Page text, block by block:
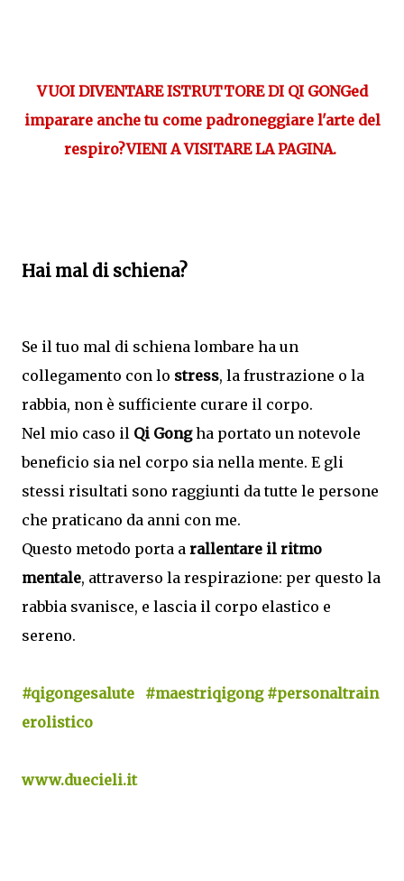
VUOI DIVENTARE ISTRUTTORE DI QI GONGed
imparare anche tu come padroneggiare l'arte del
respiro?VIENI A VISITARE LA PAGINA.
Hai mal di schiena?
Se il tuo mal di schiena lombare ha un
collegamento con lo stress, la frustrazione o la
rabbia, non è sufficiente curare il corpo.
Nel mio caso il Qi Gongha portato un notevole
beneficio sia nel corpo sia nella mente. E gli
stessi risultati sono raggiunti da tutte le persone
che praticano da anni con me.
Questo metodo porta a rallentare il ritmo
mentale, attraverso la respirazione: per questo la
rabbia svanisce, e lascia il corpo elastico e
sereno.
#qigongesalute #maestriqigong #personaltrain
erolistico
www.duecieli.it